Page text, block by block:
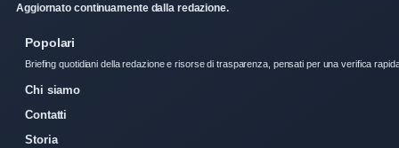
Aggiornato continuamente dalla redazione.
Popolari
Briefing quotidiani della redazione e risorse di trasparenza, pensati per una verifica
Chi siamo
Contatti
Storia